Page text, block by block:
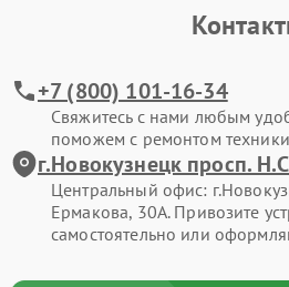
+7 (800) 101-16-34
Свяжитесь с нами любым
поможем с ремонтом
г.Новокузнецк просп.
Центральный офис:
Ермакова, 30А. Привозите
самостоятельно или